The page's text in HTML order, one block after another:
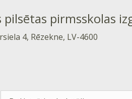
pilsētas pirmsskolas
4, Rēzekne, LV-4600